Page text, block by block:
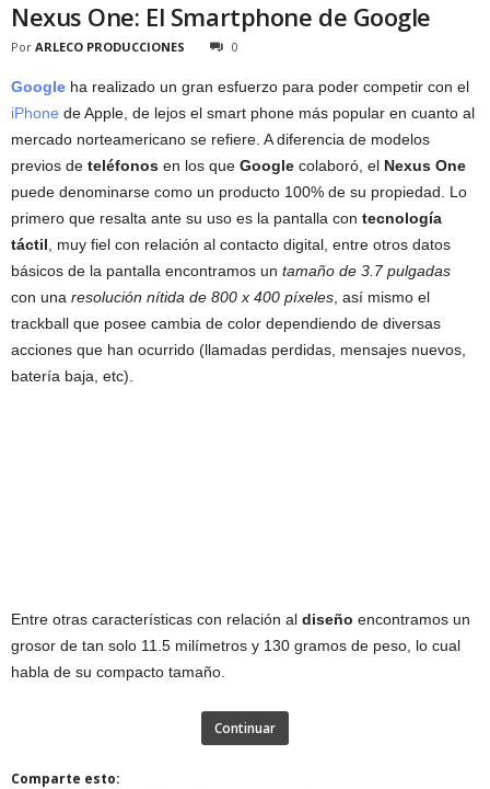
Nexus One: El Smartphone de Google
Por ARLECO PRODUCCIONES 0
Google ha realizado un gran esfuerzo para poder competir con el
iPhone de Apple, de lejos el smart phone más popular en cuanto al
mercado norteamericano se refiere. A diferencia de modelos
previos de teléfonos en los que Google colaboró, el Nexus One
puede denominarse como un producto 100% de su propiedad. Lo
primero que resalta ante su uso es la pantalla con tecnología
táctil , muy fiel con relación al contacto digital, entre otros datos
básicos de la pantalla encontramos un tamaño de 3.7 pulgadas
con una resolución nítida de 800 x 400 píxeles , así mismo el
trackball que posee cambia de color dependiendo de diversas
acciones que han ocurrido (llamadas perdidas, mensajes nuevos,
batería baja, etc).
Entre otras características con relación al diseño encontramos un
grosor de tan solo 11.5 milímetros y 130 gramos de peso, lo cual
habla de su compacto tamaño.
Continuar
Comparte esto: